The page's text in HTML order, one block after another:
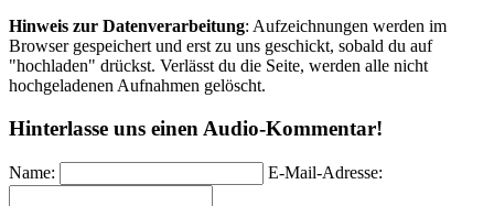
Hinweis zur Datenverarbeitung: Aufzeichnungen werden im
Browser gespeichert und erst zu uns geschickt, sobald du auf
"hochladen" drückst. Verlässt du die Seite, werden alle nicht
hochgeladenen Aufnahmen gelöscht.
Hinterlasse uns einen Audio-Kommentar!
Name: E-Mail-Adresse: